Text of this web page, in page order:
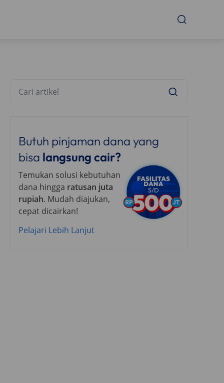
Butuh pinjaman dana yang
bisa langsung cair?
Temukan solusi kebutuhan
dana hingga ratusan juta
rupiah. Mudah diajukan,
cepat dicairkan!
Pelajari Lebih Lanjut